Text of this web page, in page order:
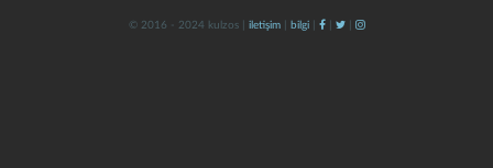
© 2016 - 2024 kulzos | iletişim| bilgi| | |